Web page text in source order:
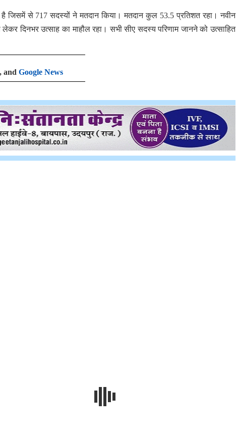
जिसमें से 717 सदस्यों ने मतदान किया। मतदान कुल 53.5 प्रतिशत रहा। नवीन
लेकर दिनभर उत्साह का माहौल रहा। सभी सीए सदस्य परिणाम जानने को उत्साहित
, and Google News